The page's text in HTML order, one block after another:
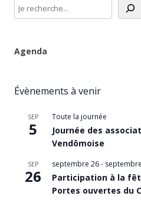
Agenda
Évènements à venir
SEP
5
Toute la journée
Journée des
Vendômoise
SEP
26
septembre 26-
Participation à la
Portes ouvertes du